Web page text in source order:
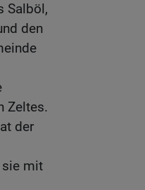
Salböl,
den
Zeltes.
der
sie mit